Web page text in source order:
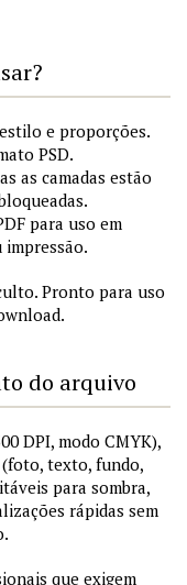
e proporções.
PSD.
as camadas estão
para uso em
impressão.
Pronto para uso
do arquivo
DPI, modo CMYK),
(foto, texto, fundo,
para sombra,
rápidas sem
que exigem